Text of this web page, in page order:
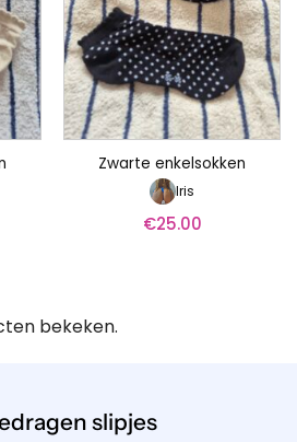
Zwarte enkelsokken
Iris
€25.00
bekeken.
slipjes